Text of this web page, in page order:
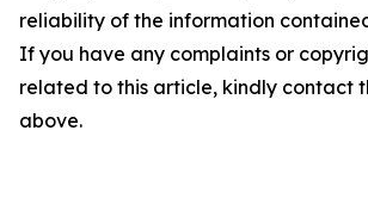
reliability of the information
If you have any complaints or
related to this article, kindly contact
above.